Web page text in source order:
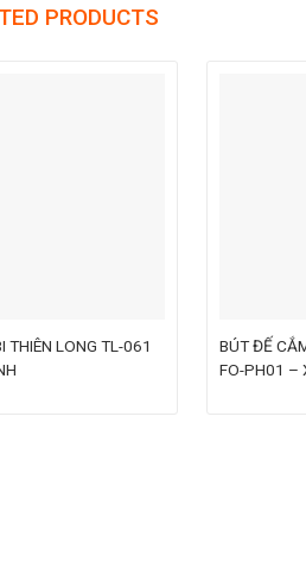
PRODUCTS
THIÊN LONG TL-061
BÚT ĐẾ
FO-PH01 –